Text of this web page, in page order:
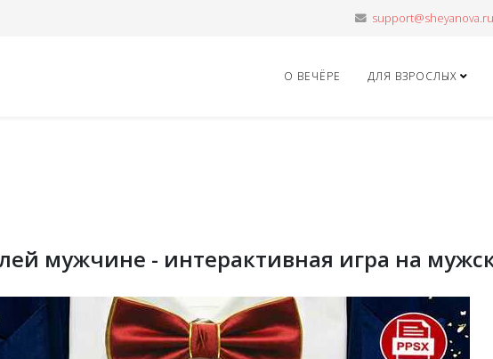
О ВЕЧЁРЕ ДЛЯ ВЗРОСЛЫХ
мужчине - интерактивная игра на